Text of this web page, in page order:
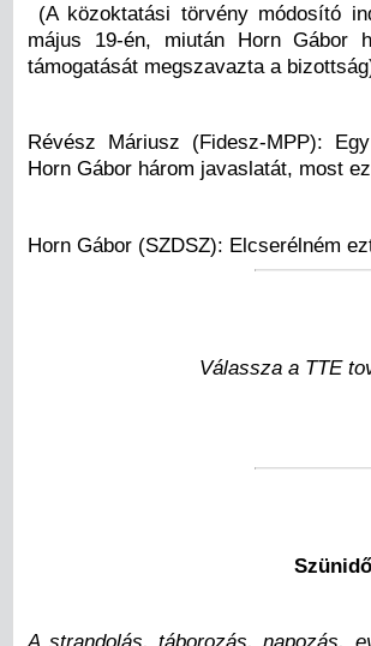
(A közoktatási törvény módosító
május 19-én, miután Horn Gábor
támogatását megszavazta a
Révész Máriusz (Fidesz-MPP):
Horn Gábor három javaslatát, most
Horn Gábor (SZDSZ): Elcserélném
Válassza a TTE
A strandolás, táborozás, napozás,